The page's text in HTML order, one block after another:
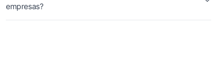
empresas?